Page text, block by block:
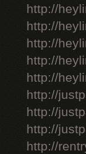
http://
http://
http://
http://
http://
http://
http://
http://
http://